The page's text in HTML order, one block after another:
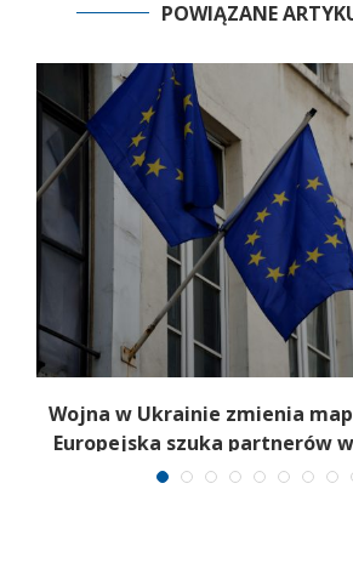
POWIĄZANE
Wojna w Ukrainie zmienia
Europejska szuka partnerów